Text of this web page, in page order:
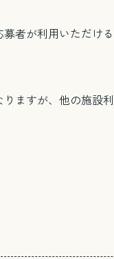
者が利用いただけ
ますが、他の施設